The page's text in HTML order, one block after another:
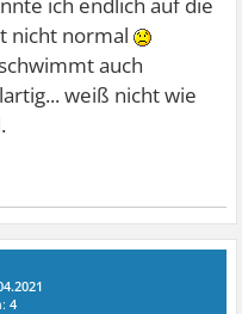
nicht normal
auch
weiß nicht wie
4